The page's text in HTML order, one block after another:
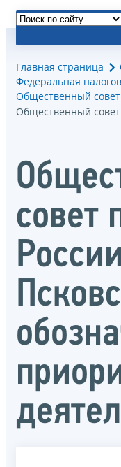
Главная страница
Федеральная
Общественный
Общественный
совет